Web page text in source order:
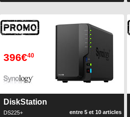
396€40
DiskStation
DS225+ entre 5 et 10 articles